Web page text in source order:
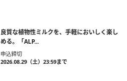
良質な植物性ミルクを、手軽においしく楽し
める。「ALP...
申込締切
2026.08.29（土）23:59まで